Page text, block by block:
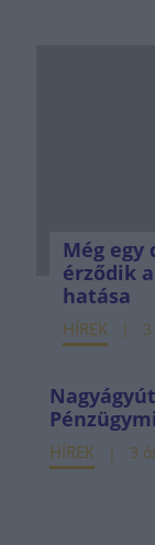
Még egy
érződik
hatása
HÍREK
HÍREK 3